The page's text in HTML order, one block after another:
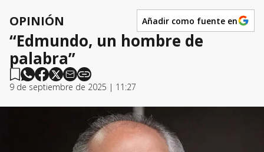
OPINIÓN Añadir como fuente en
“Edmundo, un hombre de
palabra”
9 de septiembre de 2025 | 11:27